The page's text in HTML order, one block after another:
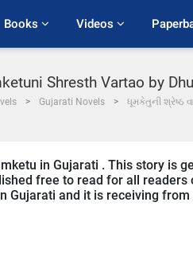
Books Videos
Shresth Vartao by
Gujarati Novels ધૂમકેતુની શ્રેષ્ઠ
in Gujarati . This story is
free to read for all readers
Gujarati and it is receiving